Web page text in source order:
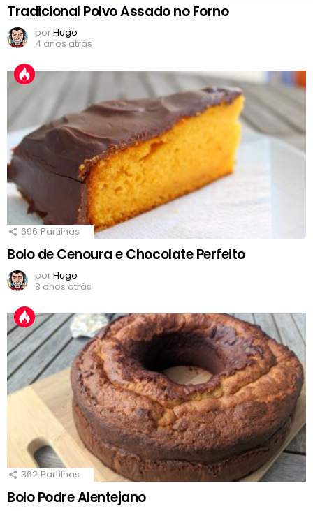
Tradicional Polvo Assado no Forno
porHugo
4 anos atrás
696 Partilhas
Bolo de Cenoura e Chocolate Perfeito
porHugo
8 anos atrás
362 Partilhas
Bolo Podre Alentejano